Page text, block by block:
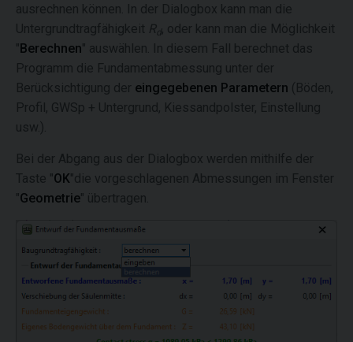
ausrechnen können. In der Dialogbox kann man die
Untergrundtragfähigkeit Rd, oder kann man die Möglichkeit
" Berechnen" auswählen. In diesem Fall berechnet das
Programm die Fundamentabmessung unter der
Berücksichtigung der eingegebenen Parametern (Böden,
Profil, GWSp + Untergrund, Kiessandpolster, Einstellung
usw.).
Bei der Abgang aus der Dialogbox werden mithilfe der
Taste "OK"die vorgeschlagenen Abmessungen im Fenster
"Geometrie" übertragen.